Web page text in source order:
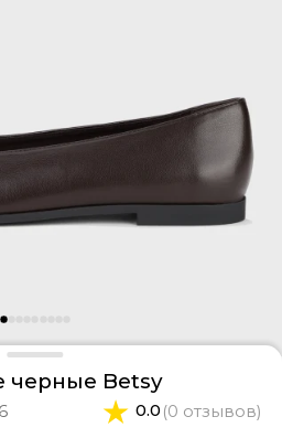
черные Betsy
0.0 (0 отзывов)